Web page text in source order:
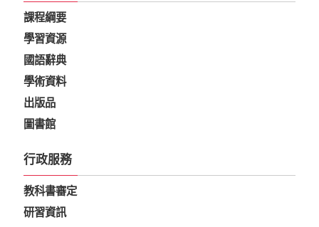
課程綱要
學習資源
國語辭典
學術資料
出版品
圖書館
行政服務
教科書審定
研習資訊